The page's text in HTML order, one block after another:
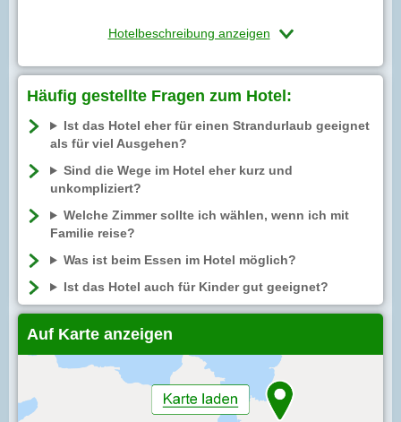
Hotelbeschreibung anzeigen
Häufig gestellte Fragen zum Hotel:
Ist das Hotel eher für einen Strandurlaub geeignet
als für viel Ausgehen?
Sind die Wege im Hotel eher kurz und
unkompliziert?
Welche Zimmer sollte ich wählen, wenn ich mit
Familie reise?
Was ist beim Essen im Hotel möglich?
Ist das Hotel auch für Kinder gut geeignet?
Auf Karte anzeigen